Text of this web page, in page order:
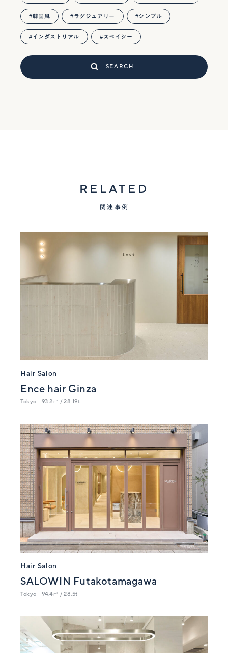
韓国風 ラグジュアリー シンプル
インダストリアル スペイシー
SEARCH
RELATED
関連事例
Hair Salon
Ence hair Ginza
Tokyo 93.2㎡ / 28.19t
Hair Salon
SALOWIN Futakotamagawa
Tokyo 94.4㎡ / 28.5t